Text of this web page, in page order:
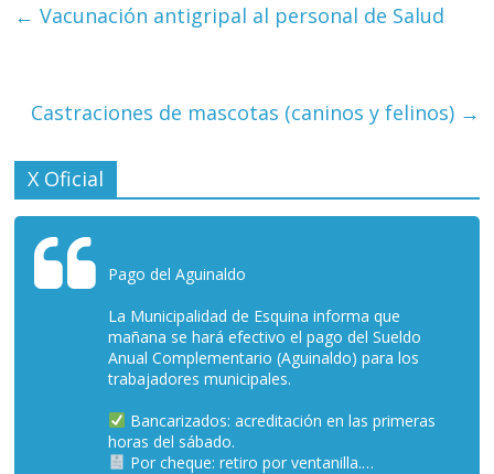
← Vacunación antigripal al personal de Salud
Castraciones de mascotas (caninos y felinos) →
X Oficial
Pago del Aguinaldo
La Municipalidad de Esquina informa que
mañana se hará efectivo el pago del Sueldo
Anual Complementario (Aguinaldo) para los
trabajadores municipales.
Bancarizados: acreditación en las primeras
horas del sábado.
Por cheque: retiro por ventanilla.…